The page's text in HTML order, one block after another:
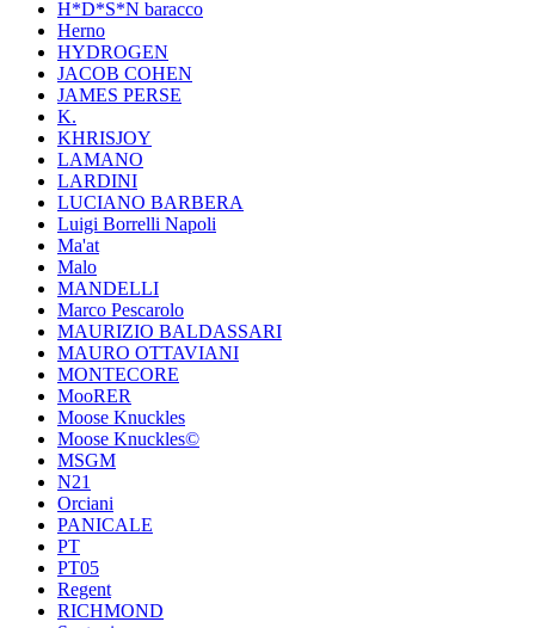
H*D*S*N baracco
Herno
HYDROGEN
JACOB COHEN
JAMES PERSE
K.
KHRISJOY
LAMANO
LARDINI
LUCIANO BARBERA
Luigi Borrelli Napoli
Ma'at
Malo
MANDELLI
Marco Pescarolo
MAURIZIO BALDASSARI
MAURO OTTAVIANI
MONTECORE
MooRER
Moose Knuckles
Moose Knuckles©️
MSGM
N21
Orciani
PANICALE
PT
PT05
Regent
RICHMOND